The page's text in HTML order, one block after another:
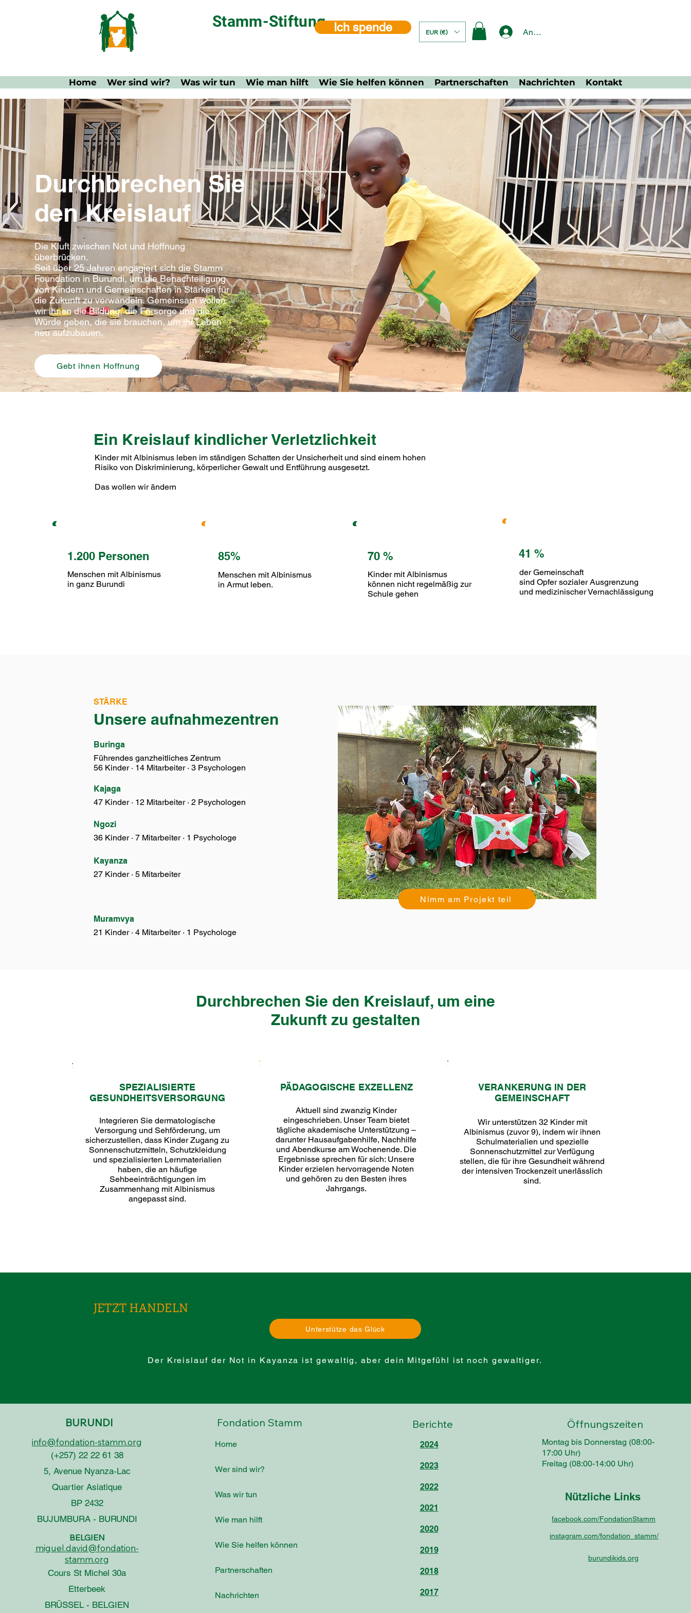
Ich spende EUR (€) Anmelden
Home Wer sind wir? Was wir tun Wie man hilft Wie Sie helfen können Partnerschaften Nachrichten Kontakt
Stamm-Stiftung
Durchbrechen Sie
den Kreislauf
Die Kluft zwischen Not und Hoffnung
überbrücken.
Seit über 25 Jahren engagiert sich die Stamm
Foundation in Burundi, um die Benachteiligung
von Kindern und Gemeinschaften in Stärken für
die Zukunft zu verwandeln. Gemeinsam wollen
wir ihnen die Bildung, die Fürsorge und die
Würde geben, die sie brauchen, um ihr Leben
neu aufzubauen.
Gebt ihnen Hoffnung
Ein Kreislauf kindlicher Verletzlichkeit
Kinder mit Albinismus leben im ständigen Schatten der Unsicherheit und sind einem hohen
Risiko von Diskriminierung, körperlicher Gewalt und Entführung ausgesetzt.
Das wollen wir ändern
1.200 Personen
Menschen mit Albinismus
in ganz Burundi
85%
Menschen mit Albinismus
in Armut leben.
70 %
Kinder mit Albinismus
können nicht regelmäßig zur
Schule gehen
41 %
der Gemeinschaft
sind Opfer sozialer Ausgrenzung
und medizinischer Vernachlässigung
STÄRKE
Unsere aufnahmezentren
Buringa
Führendes ganzheitliches Zentrum
56 Kinder · 14 Mitarbeiter · 3 Psychologen
Kajaga
47 Kinder · 12 Mitarbeiter · 2 Psychologen
Ngozi
36 Kinder · 7 Mitarbeiter · 1 Psychologe
Kayanza
27 Kinder · 5 Mitarbeiter
Nimm am Projekt teil
Muramvya
21 Kinder · 4 Mitarbeiter · 1 Psychologe
Durchbrechen Sie den Kreislauf, um eine
Zukunft zu gestalten
SPEZIALISIERTE
GESUNDHEITSVERSORGUNG
Integrieren Sie dermatologische
Versorgung und Sehförderung, um
sicherzustellen, dass Kinder Zugang zu
Sonnenschutzmitteln, Schutzkleidung
und spezialisierten Lernmaterialien
haben, die an häufige
Sehbeeinträchtigungen im
Zusammenhang mit Albinismus
angepasst sind.
PÄDAGOGISCHE EXZELLENZ
Aktuell sind zwanzig Kinder
eingeschrieben. Unser Team bietet
tägliche akademische Unterstützung –
darunter Hausaufgabenhilfe, Nachhilfe
und Abendkurse am Wochenende. Die
Ergebnisse sprechen für sich: Unsere
Kinder erzielen hervorragende Noten
und gehören zu den Besten ihres
Jahrgangs.
VERANKERUNG IN DER
GEMEINSCHAFT
Wir unterstützen 32 Kinder mit
Albinismus (zuvor 9), indem wir ihnen
Schulmaterialien und spezielle
Sonnenschutzmittel zur Verfügung
stellen, die für ihre Gesundheit während
der intensiven Trockenzeit unerlässlich
sind.
JETZT HANDELN
Unterstütze das Glück
Der Kreislauf der Not in Kayanza ist gewaltig, aber dein Mitgefühl ist noch gewaltiger.
BURUNDI
info@fondation-stamm.org
(+257) 22 22 61 38
5, Avenue Nyanza-Lac
Quartier Asiatique
BP 2432
BUJUMBURA - BURUNDI
BELGIEN
miguel.david@fondation-
stamm.org
Cours St Michel 30a
Etterbeek
BRÜSSEL - BELGIEN
Fondation Stamm
Home
Wer sind wir?
Was wir tun
Wie man hilft
Wie Sie helfen können
Partnerschaften
Nachrichten
Berichte
2024
2023
2022
2021
2020
2019
2018
2017
Öffnungszeiten
Montag bis Donnerstag (08:00-
17:00 Uhr)
Freitag (08:00-14:00 Uhr)
Nützliche Links
facebook.com/FondationStamm
instagram.com/fondation_stamm/
burundikids.org